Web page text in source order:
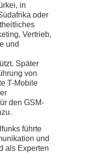
in
oder
Vertrieb,
und
Später
von
T-Mobile
den GSM-
führte
und
als Experten